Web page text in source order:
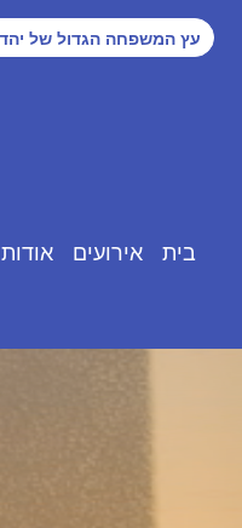
עץ המשפחה הגדול של
בית אירועים אודות